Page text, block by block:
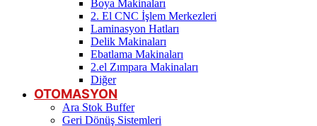
Boya Makinaları
2. El CNC İşlem Merkezleri
Laminasyon Hatları
Delik Makinaları
Ebatlama Makinaları
2.el Zımpara Makinaları
Diğer
OTOMASYON
Ara Stok Buffer
Geri Dönüş Sistemleri